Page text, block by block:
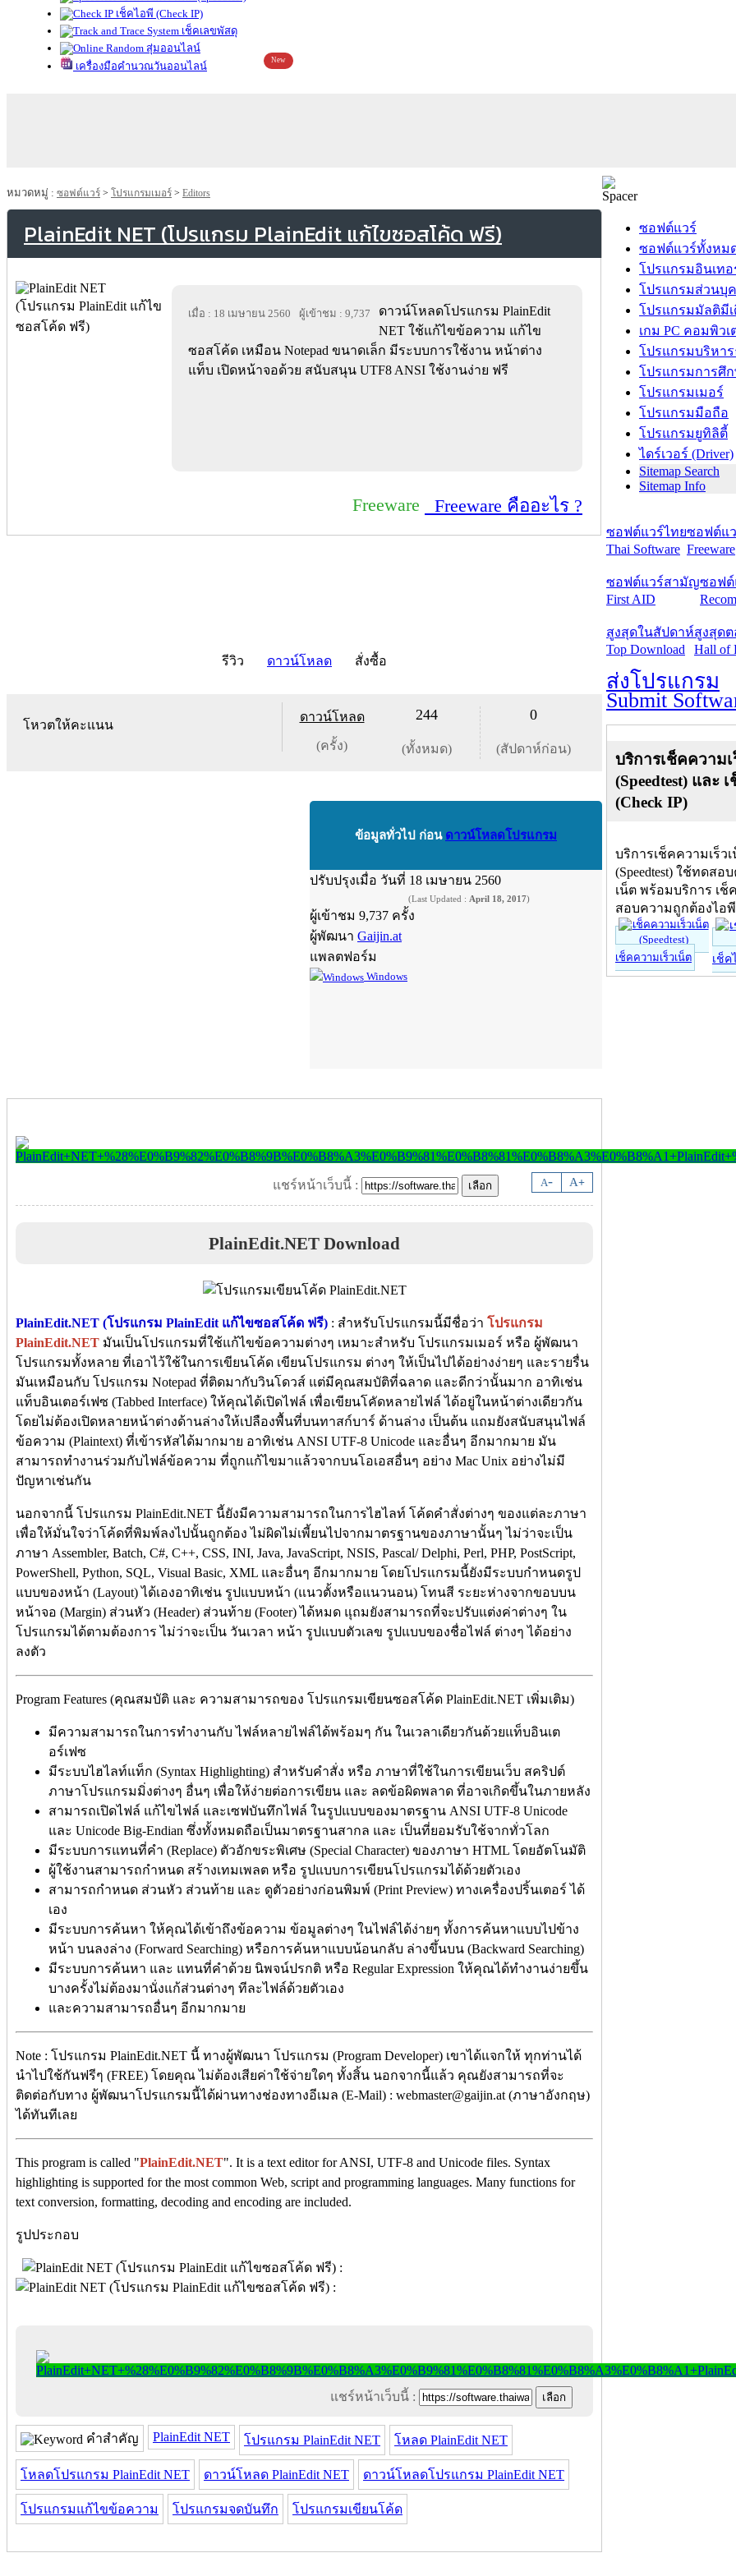
เช็คไอพี (Check IP)
เช็คเลขพัสดุ
สุ่มออนไลน์
เครื่องมือคำนวณวันออนไลน์
New
หมวดหมู่ : ซอฟต์แวร์ > โปรแกรมเมอร์ > Editors
PlainEdit NET (โปรแกรม PlainEdit แก้ไขซอสโค้ด ฟรี)
เมื่อ : 18 เมษายน 2560 ผู้เข้าชม : 9,737
ดาวน์โหลดโปรแกรม PlainEdit
NET ใช้แก้ไขข้อความ แก้ไข
ซอสโค้ด เหมือน Notepad ขนาดเล็ก มีระบบการใช้งาน หน้าต่าง
แท็บ เปิดหน้าจอด้วย สนับสนุน UTF8 ANSI ใช้งานง่าย ฟรี
Freeware Freeware คืออะไร ?
รีวิว ดาวน์โหลด สั่งซื้อ
โหวตให้คะแนน
ดาวน์โหลด
(ครั้ง)
244
(ทั้งหมด)
0
(สัปดาห์ก่อน)
ข้อมูลทั่วไป ก่อน ดาวน์โหลดโปรแกรม
ปรับปรุงเมื่อ วันที่ 18 เมษายน 2560
(Last Updated : April 18, 2017)
ผู้เข้าชม 9,737 ครั้ง
ผู้พัฒนา Gaijin.at
แพลตฟอร์ม
Windows
A- A+
แชร์หน้าเว็บนี้ :
PlainEdit.NET Download
PlainEdit.NET (โปรแกรม PlainEdit แก้ไขซอสโค้ด ฟรี) : สำหรับโปรแกรมนี้มีชื่อว่า โปรแกรม
PlainEdit.NET มันเป็นโปรแกรมที่ใช้แก้ไขข้อความต่างๆ เหมาะสำหรับ โปรแกรมเมอร์ หรือ ผู้พัฒนา
โปรแกรมทั้งหลาย ที่เอาไว้ใช้ในการเขียนโค้ด เขียนโปรแกรม ต่างๆ ให้เป็นไปได้อย่างง่ายๆ และรายรื่น
มันเหมือนกับ โปรแกรม Notepad ที่ติดมากับวินโดวส์ แต่มีคุณสมบัติที่ฉลาด และดีกว่านั้นมาก อาทิเช่น
แท็บอินเตอร์เฟซ (Tabbed Interface) ให้คุณได้เปิดไฟล์ เพื่อเขียนโคัดหลายไฟล์ ได้อยู่ในหน้าต่างเดียวกัน
โดยไม่ต้องเปิดหลายหน้าต่างด้านล่างให้เปลืองพื้นที่บนทาสก์บาร์ ด้านล่าง เป็นต้น แถมยังสนับสนุนไฟล์
ข้อความ (Plaintext) ที่เข้ารหัสได้มากมาย อาทิเช่น ANSI UTF-8 Unicode และอื่นๆ อีกมากมาย มัน
สามารถทำงานร่วมกับไฟล์ข้อความ ที่ถูกแก้ไขมาแล้วจากบนโอเอสอื่นๆ อย่าง Mac Unix อย่างไม่มี
ปัญหาเช่นกัน
นอกจากนี้ โปรแกรม PlainEdit.NET นี้ยังมีความสามารถในการไฮไลท์ โค้ดคำสั่งต่างๆ ของแต่ละภาษา
เพื่อให้มั่นใจว่าโค้ดที่พิมพ์ลงไปนั้นถูกต้อง ไม่ผิดไม่เพี้ยนไปจากมาตรฐานของภาษานั้นๆ ไม่ว่าจะเป็น
ภาษา Assembler, Batch, C#, C++, CSS, INI, Java, JavaScript, NSIS, Pascal/ Delphi, Perl, PHP, PostScript,
PowerShell, Python, SQL, Visual Basic, XML และอื่นๆ อีกมากมาย โดยโปรแกรมนี้ยังมีระบบกำหนดรูป
แบบของหน้า (Layout) ได้เองอาทิเช่น รูปแบบหน้า (แนวตั้งหรือแนวนอน) โทนสี ระยะห่างจากขอบบน
หน้าจอ (Margin) ส่วนหัว (Header) ส่วนท้าย (Footer) ได้หมด แุถมยังสามารถที่จะปรับแต่งค่าต่างๆ ใน
โปรแกรมได้ตามต้องการ ไม่ว่าจะเป็น วันเวลา หน้า รูปแบบตัวเลข รูปแบบของชื่อไฟล์ ต่างๆ ได้อย่าง
ลงตัว
Program Features (คุณสมบัติ และ ความสามารถของ โปรแกรมเขียนซอสโค้ด PlainEdit.NET เพิ่มเติม)
มีความสามารถในการทำงานกับ ไฟล์หลายไฟล์ได้พร้อมๆ กัน ในเวลาเดียวกันด้วยแท็บอินเต
อร์เฟซ
มีระบบไฮไลท์แท็ก (Syntax Highlighting) สำหรับคำสั่ง หรือ ภาษาที่ใช้ในการเขียนเว็บ สคริปต์
ภาษาโปรแกรมมิ่งต่างๆ อื่นๆ เพื่อให้ง่ายต่อการเขียน และ ลดข้อผิดพลาด ที่อาจเกิดขึ้นในภายหลัง
สามารถเปิดไฟล์ แก้ไขไฟล์ และเซฟบันทึกไฟล์ ในรูปแบบของมาตรฐาน ANSI UTF-8 Unicode
และ Unicode Big-Endian ซึ่งทั้งหมดถือเป็นมาตรฐานสากล และ เป็นที่ยอมรับใช้จากทั่วโลก
มีระบบการแทนที่คำ (Replace) ตัวอักขระพิเศษ (Special Character) ของภาษา HTML โดยอัตโนมัติ
ผู้ใช้งานสามารถกำหนด สร้างเทมเพลต หรือ รูปแบบการเขียนโปรแกรมได้ด้วยตัวเอง
สามารถกำหนด ส่วนหัว ส่วนท้าย และ ดูตัวอย่างก่อนพิมพ์ (Print Preview) ทางเครื่องปริ้นเตอร์ ได้
เอง
มีระบบการค้นหา ให้คุณได้เข้าถึงข้อความ ข้อมูลต่างๆ ในไฟล์ได้ง่ายๆ ทั้งการค้นหาแบบไปข้าง
หน้า บนลงล่าง (Forward Searching) หรือการค้นหาแบบน้อนกลับ ล่างขึ้นบน (Backward Searching)
มีระบบการค้นหา และ แทนที่คำด้วย นิพจน์ปรกติ หรือ Regular Expression ให้คุณได้ทำงานง่ายขึ้น
บางครั้งไม่ต้องมานั่งแก้ส่วนต่างๆ ทีละไฟล์ด้วยตัวเอง
และความสามารถอื่นๆ อีกมากมาย
Note : โปรแกรม PlainEdit.NET นี้ ทางผู้พัฒนา โปรแกรม (Program Developer) เขาได้แจกให้ ทุกท่านได้
นำไปใช้กันฟรีๆ (FREE) โดยคุณ ไม่ต้องเสียค่าใช้จ่ายใดๆ ทั้งสิ้น นอกจากนี้แล้ว คุณยังสามารถที่จะ
ติดต่อกับทาง ผู้พัฒนาโปรแกรมนี้ได้ผ่านทางช่องทางอีเมล (E-Mail) : webmaster@gaijin.at (ภาษาอังกฤษ)
ได้ทันทีเลย
This program is called "PlainEdit.NET". It is a text editor for ANSI, UTF-8 and Unicode files. Syntax
highlighting is supported for the most common Web, script and programming languages. Many functions for
text conversion, formatting, decoding and encoding are included.
รูปประกอบ
แชร์หน้าเว็บนี้ :
คำสำคัญ PlainEdit NET โปรแกรม PlainEdit NET โหลด PlainEdit NET
โหลดโปรแกรม PlainEdit NET ดาวน์โหลด PlainEdit NET ดาวน์โหลดโปรแกรม PlainEdit NET
โปรแกรมแก้ไขข้อความ โปรแกรมจดบันทึก โปรแกรมเขียนโค้ด
ซอฟต์แวร์
ซอฟต์แวร์ทั้งหม
โปรแกรมอินเทอ
โปรแกรมส่วนบุ
โปรแกรมมัลติมีเ
เกม PC คอมพิวเ
โปรแกรมบริหา
โปรแกรมการศึ
โปรแกรมเมอร์
โปรแกรมมือถือ
โปรแกรมยูทิลิตี้
ไดร์เวอร์ (Driver)
Sitemap Search
Sitemap Info
ซอฟต์แวร์ไทย
Thai Software
ซอฟต์แ
Freeware
ซอฟต์แวร์สามัญ
First AID
ซอฟต์
สูงสุดในสัปดาห์
Top Download
สูงสุด
Hall of
ส่งโปรแกรม
Submit
บริการเช็คความเ
(Speedtest) และ
(Check IP)
บริการเช็คความเร็ว
(Speedtest) ใช้ทดสอ
เน็ต พร้อมบริการ เช็
สอบความถูกต้องไอ
เช็คความเร็วเน็ต เช็ค